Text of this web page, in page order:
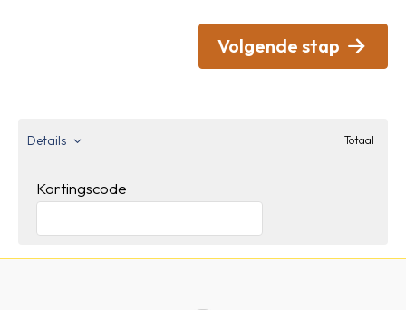
Volgende stap
Details Totaal
Kortingscode